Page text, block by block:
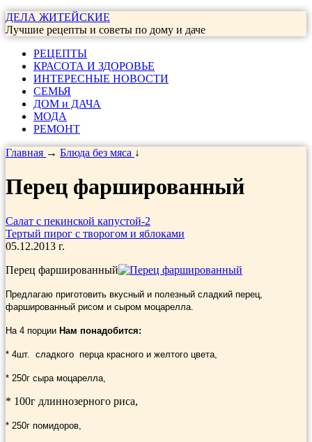
ДЕЛА ЖИТЕЙСКИЕ
Лучшие рецепты и советы по дому и даче
РЕЦЕПТЫ
КРАСОТА И ЗДОРОВЬЕ
ИНТЕРЕСНЫЕ НОВОСТИ
СЕМЬЯ
ДОМ и ДАЧА
МОДА
РЕМОНТ
Главная → Блюда без мяса ↓
Перец фаршированный
Салат с пекинской капустой-2
Тертый пирог с творогом и яблоками
05.12.2013 г.
Перец фаршированный
Предлагаю приготовить вкусный и полезный сладкий перец,
фаршированный рисом и сыром моцарелла.
На 4 порции Нам понадобится:
* 4шт. сладкого перца красного и желтого цвета,
* 250г сыра моцарелла,
* 100г длиннозерного риса,
* 250г помидоров,